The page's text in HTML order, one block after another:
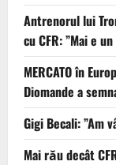
Antrenorul lui
cu CFR: ”Mai e
MERCATO în
Diomande a
Gigi Becali: ”Am
Mai rău decât